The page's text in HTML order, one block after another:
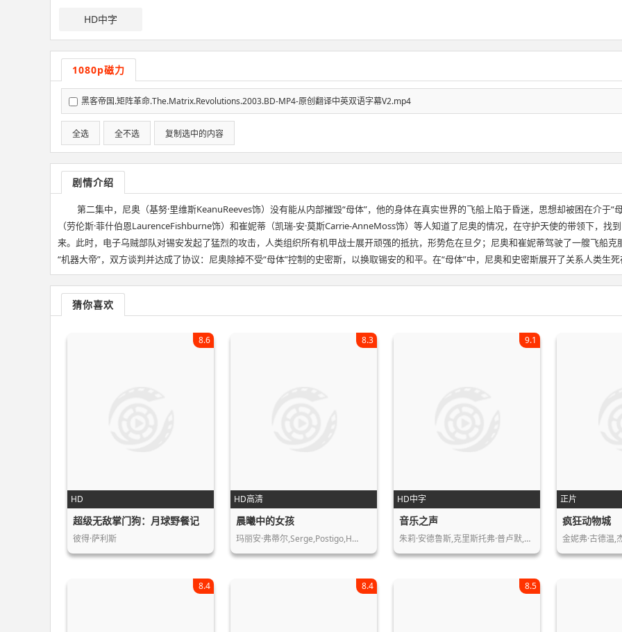
HD中字
1080p磁力
黑客帝国.矩阵革命.The.Matrix.Revolutions.2003.BD-MP4-原创翻译中英双语字幕V2.mp4
全选 全不选 复制选中的内容
剧情介绍
第二集中，尼奥（基努·里维斯KeanuReeves饰）没有能从内部摧毁“母体”，他的身体在真实世界的飞船上陷于昏迷，思想却被困在介于
（劳伦斯·菲什伯恩LaurenceFishburne饰）和崔妮蒂（凯瑞-安·莫斯Carrie-AnneMoss饰）等人知道了尼奥的情况，在守护天使的带领下，找
来。此时，电子乌贼部队对锡安发起了猛烈的攻击，人类组织所有机甲战士展开顽强的抵抗，形势危在旦夕；尼奥和崔妮蒂驾驶了一艘飞船
“机器大帝”，双方谈判并达成了协议：尼奥除掉不受“母体”控制的史密斯，以换取锡安的和平。在“母体”中，尼奥和史密斯展开了关系人类生
猜你喜欢
HD
8.6
超级无敌掌门狗：月球野餐记
彼得·萨利斯
HD高清
8.3
晨曦中的女孩
玛丽安·弗蒂尔,Serge,Postigo,H…
HD中字
9.1
音乐之声
朱莉·安德鲁斯,克里斯托弗·普卢默,埃…
正片
疯狂动物城
8.4 8.4 8.5